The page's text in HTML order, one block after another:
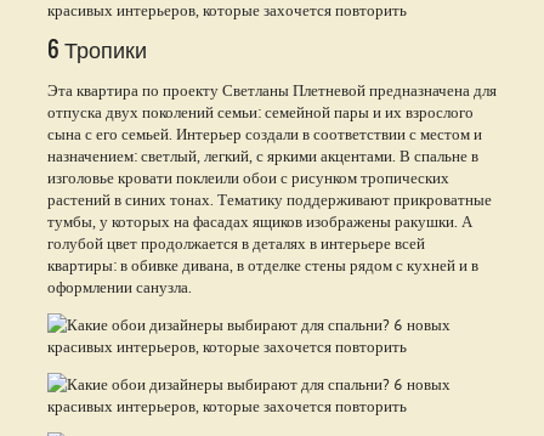
6 Тропики
Эта квартира по проекту Светланы Плетневой предназначена для
отпуска двух поколений семьи: семейной пары и их взрослого
сына с его семьей. Интерьер создали в соответствии с местом и
назначением: светлый, легкий, с яркими акцентами. В спальне в
изголовье кровати поклеили обои с рисунком тропических
растений в синих тонах. Тематику поддерживают прикроватные
тумбы, у которых на фасадах ящиков изображены ракушки. А
голубой цвет продолжается в деталях в интерьере всей
квартиры: в обивке дивана, в отделке стены рядом с кухней и в
оформлении санузла.